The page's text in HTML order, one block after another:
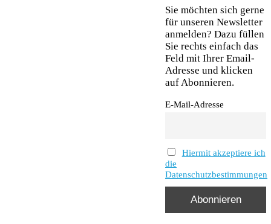
Sie möchten sich gerne
für unseren Newsletter
anmelden? Dazu füllen
Sie rechts einfach das
Feld mit Ihrer Email-
Adresse und klicken
auf Abonnieren.
E-Mail-Adresse
Hiermit akzeptiere ich
die
Datenschutzbestimmungen